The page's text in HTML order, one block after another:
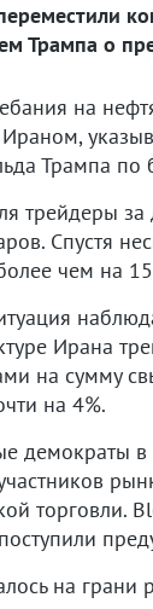
Трампа о
на
Ираном,
Трампа по
трейдеры
Спустя
чем на
Ирана
на сумму
на 4%.
демократы
торговли.
на грани